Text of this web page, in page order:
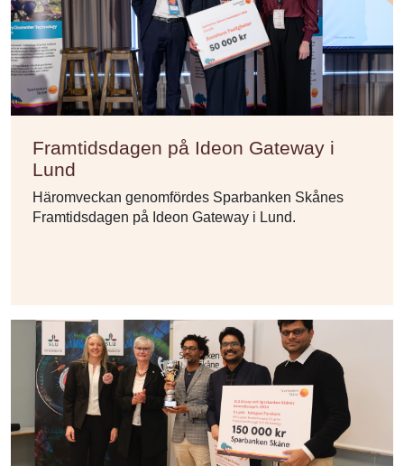
Framtidsdagen på Ideon Gateway i
Lund
Häromveckan genomfördes Sparbanken Skånes
Framtidsdagen på Ideon Gateway i Lund.